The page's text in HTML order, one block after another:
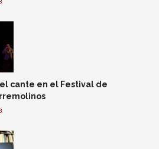
cante en el Festival de